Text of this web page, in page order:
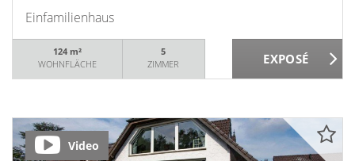
Einfamilienhaus
124 m²
WOHNFLÄCHE
5
ZIMMER
Video